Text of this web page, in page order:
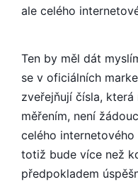
ale celého
Ten by měl dát
se v oficiálních
zveřejňují čísla,
měřením, není
celého
totiž bude více než
předpokladem